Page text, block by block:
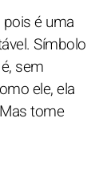
é uma
Símbolo
sem
ele, ela
tome